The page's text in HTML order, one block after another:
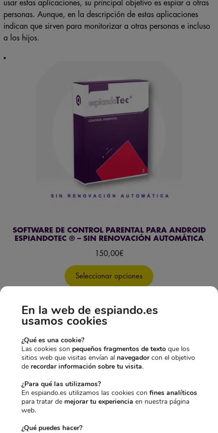
usar estas aplicaciones, su principal objetivo es espiar a otras
personas. Aunque, en la descripción de estas aplicaciones
indican que sirven para monitorizar a otras personas e incluso
a los hijos.
SOFTWARE DE CONTROL PARENTAL PARA ANDROID
ESPIANDOTEC ® – SIN RENOVACIÓN AUTOMÁTICA
150,00€
Seleccionar opciones
ESPIAR EL MÓVIL CON
HERRAMIENTAS DE “CRACKING”
En la web de espiando.es
usamos cookies
¿Qué es una cookie?
Las cookies son pequeños fragmentos de texto que los
sitios web que visitas envían al navegadorcon el objetivo
de recordar información sobre tu visita.
¿Para qué las utilizamos?
En espiando.es utilizamos las cookies con fines analíticos
para tratar de mejorar tu experiencia en nuestra página
web.
¿Qué puedes hacer?